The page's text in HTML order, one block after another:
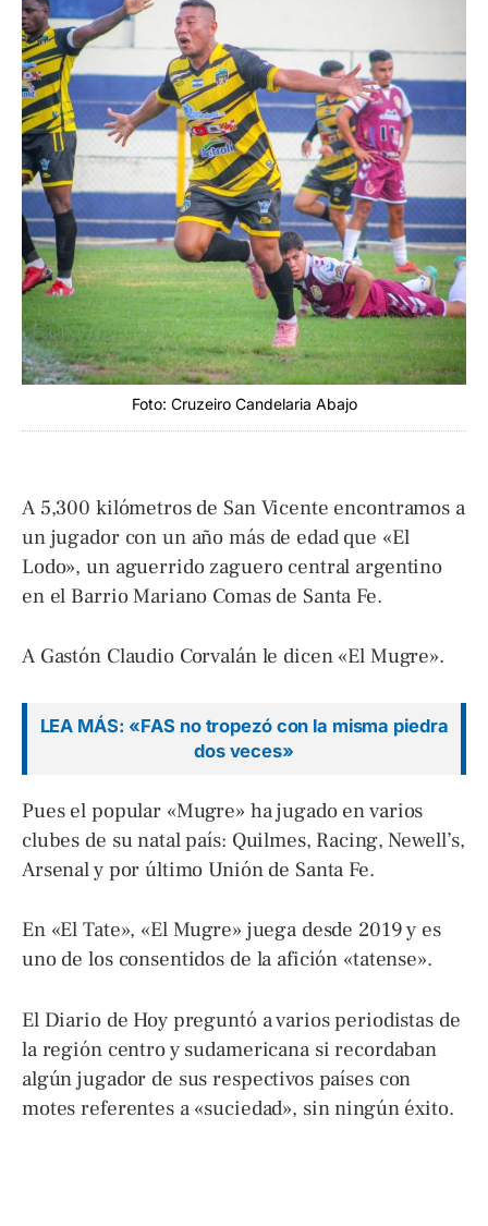
Foto: Cruzeiro Candelaria Abajo
A 5,300 kilómetros de San Vicente encontramos a
un jugador con un año más de edad que «El
Lodo», un aguerrido zaguero central argentino
en el Barrio Mariano Comas de Santa Fe.
A Gastón Claudio Corvalán le dicen «El Mugre».
LEA MÁS: «FAS no tropezó con la misma piedra
dos veces»
Pues el popular «Mugre» ha jugado en varios
clubes de su natal país: Quilmes, Racing, Newell’s,
Arsenal y por último Unión de Santa Fe.
En «El Tate», «El Mugre» juega desde 2019 y es
uno de los consentidos de la afición «tatense».
El Diario de Hoy preguntó a varios periodistas de
la región centro y sudamericana si recordaban
algún jugador de sus respectivos países con
motes referentes a «suciedad», sin ningún éxito.